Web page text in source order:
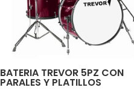
BATERIA TREVOR 5PZ CON
PARALES Y PLATILLOS